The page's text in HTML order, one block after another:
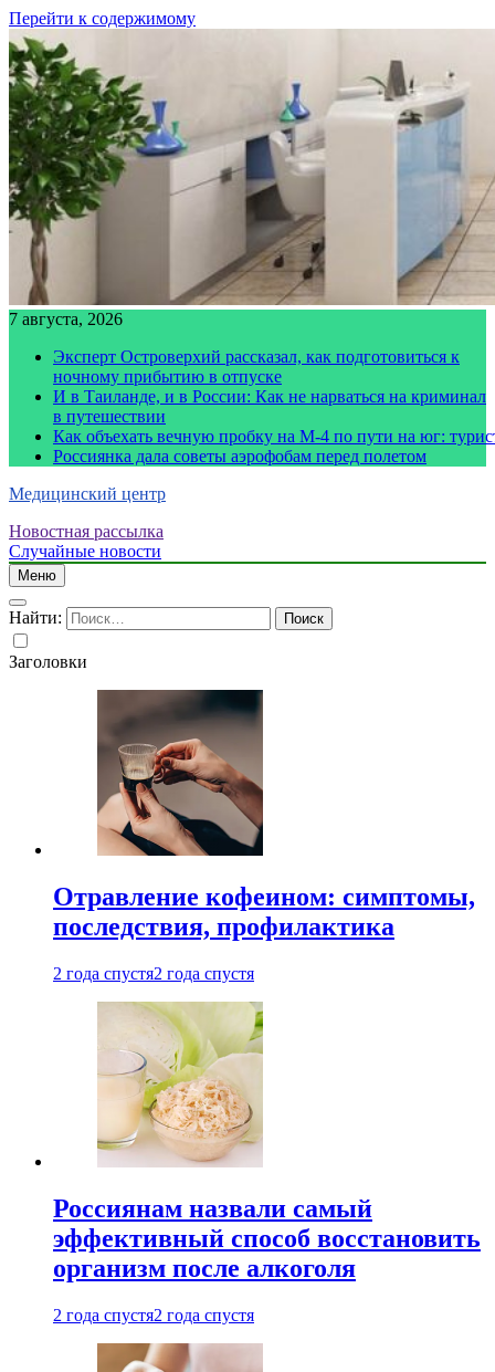
Перейти к содержимому
7 августа, 2026
Эксперт Островерхий рассказал, как подготовиться к
ночному прибытию в отпуске
И в Таиланде, и в России: Как не нарваться на криминал
в путешествии
Как объехать вечную пробку на М-4 по пути на юг:
Россиянка дала советы аэрофобам перед полетом
Медицинский центр
Новостная рассылка
Случайные новости
Меню
Найти:
Заголовки
Отравление кофеином: симптомы,
последствия, профилактика
2 года спустя2 года спустя
Россиянам назвали самый
эффективный способ восстановить
организм после алкоголя
2 года спустя2 года спустя